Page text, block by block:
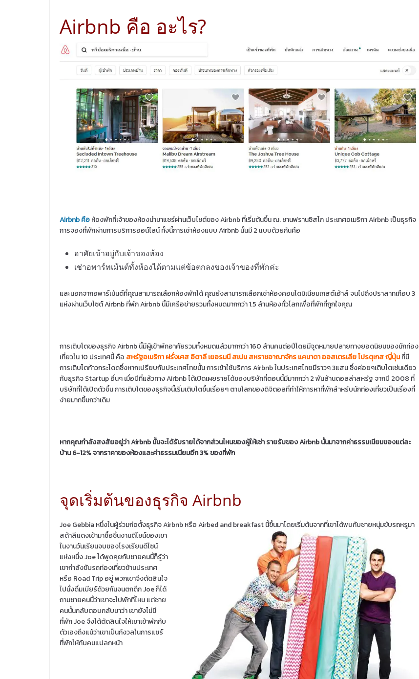
Airbnb คือ อะไร?
Airbnb คือห้องพักที่เจ้าของห้องนำมาแชร์ผ่านเว็บไซต์ของ Airbnb ที่เริ่มต้นขึ้น ณ. ซานฟรานซิสโก ประเทศอเมริกา Airbnb เป็นธุรกิจ
การจองที่พักผ่านการบริการออน์ไลน์ ทั้งนี้การเช่าห้องแบบ Airbnb นั้นมี 2 แบบด้วยกันคือ
อาศัยเข้าอยู่กับเจ้าของห้อง
เช่าอพาร์ทเม้นต์ทั้งห้องได้ตามแต่ข้อตกลงของเจ้าของที่พักค่ะ
และนอกจากอพาร์เม้นต์ที่คุณสามารถเลือกห้องพักได้ คุณยังสามารถเลือกเช่าห้องคอนโดมิเนียมเกสต์เฮ้าส์ จนไปถึงปราสาทเกือบ 3
แห่งผ่านเว็บไซต์ Airbnb ที่พัก Airbnb นี้มีเครือข่ายรวมทั้งหมดมากกว่า 1.5 ล้านห้องทั่วโลกเพื่อที่พักที่ถูกใจคุณ
การเติบโตของธุรกิจ Airbnb นี้มีผู้เข้าพักอาศัยรวมทั้งหมดแล้วมากกว่า 160 ล้านคนต่อปีโดยมีจุดหมายปลายทางยอดนิยมของนักท่อง
เที่ยวใน 10 ประเทศนี้ คือ สหรัฐอเมริกา ฝรั่งเศส อิตาลี เยอรมนี สเปน สหราชอาณาจักร แคนาดา ออสเตรเลีย โปรตุเกส ญี่ปุ่นที่มี
การเติบโตก้าวกระโดดซึ่งหากเปรียบกับประเทศไทยนั้น การเข้าใช้บริการ Airbnb ในประเทศไทยมีราวๆ 3แสน ซึ่งค่อยๆเติบโตเช่นเดียว
กับธุรกิจ Startup อื่นๆ เมื่อปีที่แล้วทาง Airbnb ได้เปิดเผยรายได้ของบริษัทที่ตอนนี้มีมากกว่า 2 พันล้านดอลล่าสหรัฐ จากปี 2008 ที่
บริษัทที่ได้เปิดตัวขึ้น การเติบโตของธุรกิจนี้เริ่มเติบโตขึ้นเรื่อยๆ ตามโลกของดิจิตอลที่ทำให้การหาที่พักสำหรับนักท่องเที่ยวเป็นเรื่องที่
ง่ายมากขึ้นกว่าเดิม
หากคุณกำลังสงสัยอยู่ว่า Airbnb นั้นจะได้รับรายได้จากส่วนไหนของผู้ให้เช่า รายรับของ Airbnb นั้นมาจากค่าธรรมเนียมของแต่ละ
บ้าน 6-12% จากราคาของห้องและค่าธรรมเนียมอีก 3% ของที่พัก
จุดเริ่มต้นของธุรกิจ Airbnb
Joe Gebbia หนึ่งในผู้ร่วมก่อตั้งธุรกิจ Airbnb หรือ Airbed and breakfast นี้ขึ้นมาโดยเริ่มต้นจากที่เขาได้พบกับชายหนุ่มขับรถหรูมา
สด้าสีแดงเข้ามาซื้อชิ้นงานดีไซน์ของเขา
ในงานวันเรียนจบของโรงเรียนดีไซน์
แห่งหนึ่ง Joe ได้พูดคุยกับชายคนนี้ก็รู้ว่า
เขากำลังขับรถท่องเที่ยวข้ามประเทศ
หรือ Road Trip อยู่ พวกเขาจึงตัดสินใจ
ไปนั่งดื่มเบียร์ด้วยกันจนตกดึก Joe ก็ได้
ถามชายคนนี้ว่าเขาจะไปพักที่ไหน แต่ชาย
คนนั้นกลับตอบกลับมาว่า เขายังไม่มี
ที่พัก Joe จึงได้ตัดสินใจให้เขาเข้าพักกับ
ตัวเองถึงแม้ว่าเขาเป็นกังวลในการแชร์
ที่พักให้กับคนแปลกหน้า